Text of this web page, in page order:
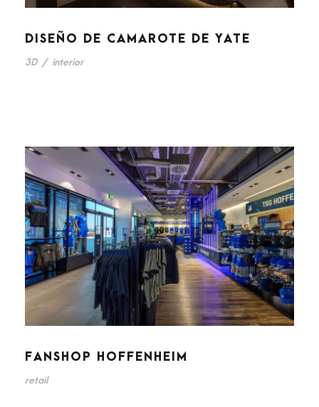
DISEÑO DE CAMAROTE DE YATE
3D / interior
FANSHOP HOFFENHEIM
retail